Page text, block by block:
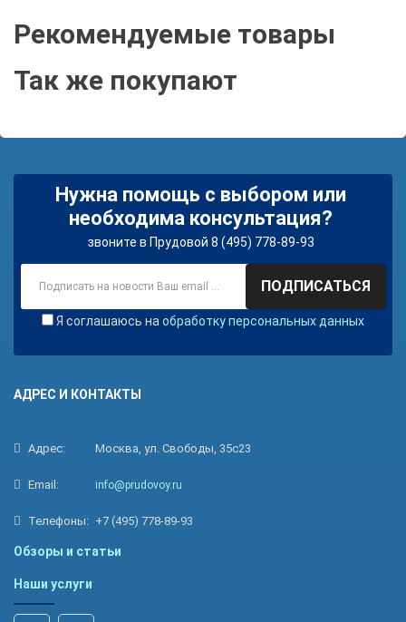
Рекомендуемые товары
Так же покупают
Нужна помощь с выбором или
необходима консультация?
звоните в Прудовой 8 (495) 778-89-93
ПОДПИСАТЬСЯ
Я соглашаюсь на обработку персональных данных
АДРЕС И КОНТАКТЫ
Адрес: Москва, ул. Свободы, 35с23
Email: info@prudovoy.ru
Телефоны: +7 (495) 778-89-93
Обзоры и статьи
Наши услуги